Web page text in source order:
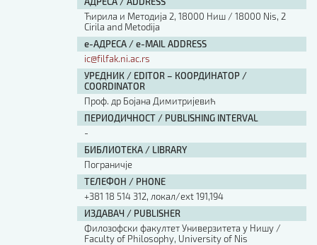
Ћирила и Методија 2, 18000 Ниш / 18000 Nis, 2
Cirila and Metodija
е-АДРЕСА / e-MAIL ADDRESS
ic@filfak.ni.ac.rs
УРЕДНИК / EDITOR – КООРДИНАТОР /
COORDINATOR
Проф. др Бојана Димитријевић
ПЕРИОДИЧНОСТ / PUBLISHING INTERVAL
-
БИБЛИОТЕКА / LIBRARY
Пограничје
ТЕЛЕФОН / PHONE
+381 18 514 312, локал/ext 191,194
ИЗДАВАЧ / PUBLISHER
Филозофски факултет Универзитета у Нишу /
Faculty of Philosophy, University of Nis